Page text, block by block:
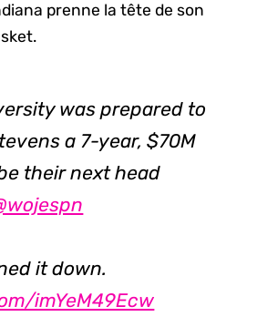
prenne la tête de son
was prepared to
a 7-year, $70M
their next head
it down.
imYeM49Ecw